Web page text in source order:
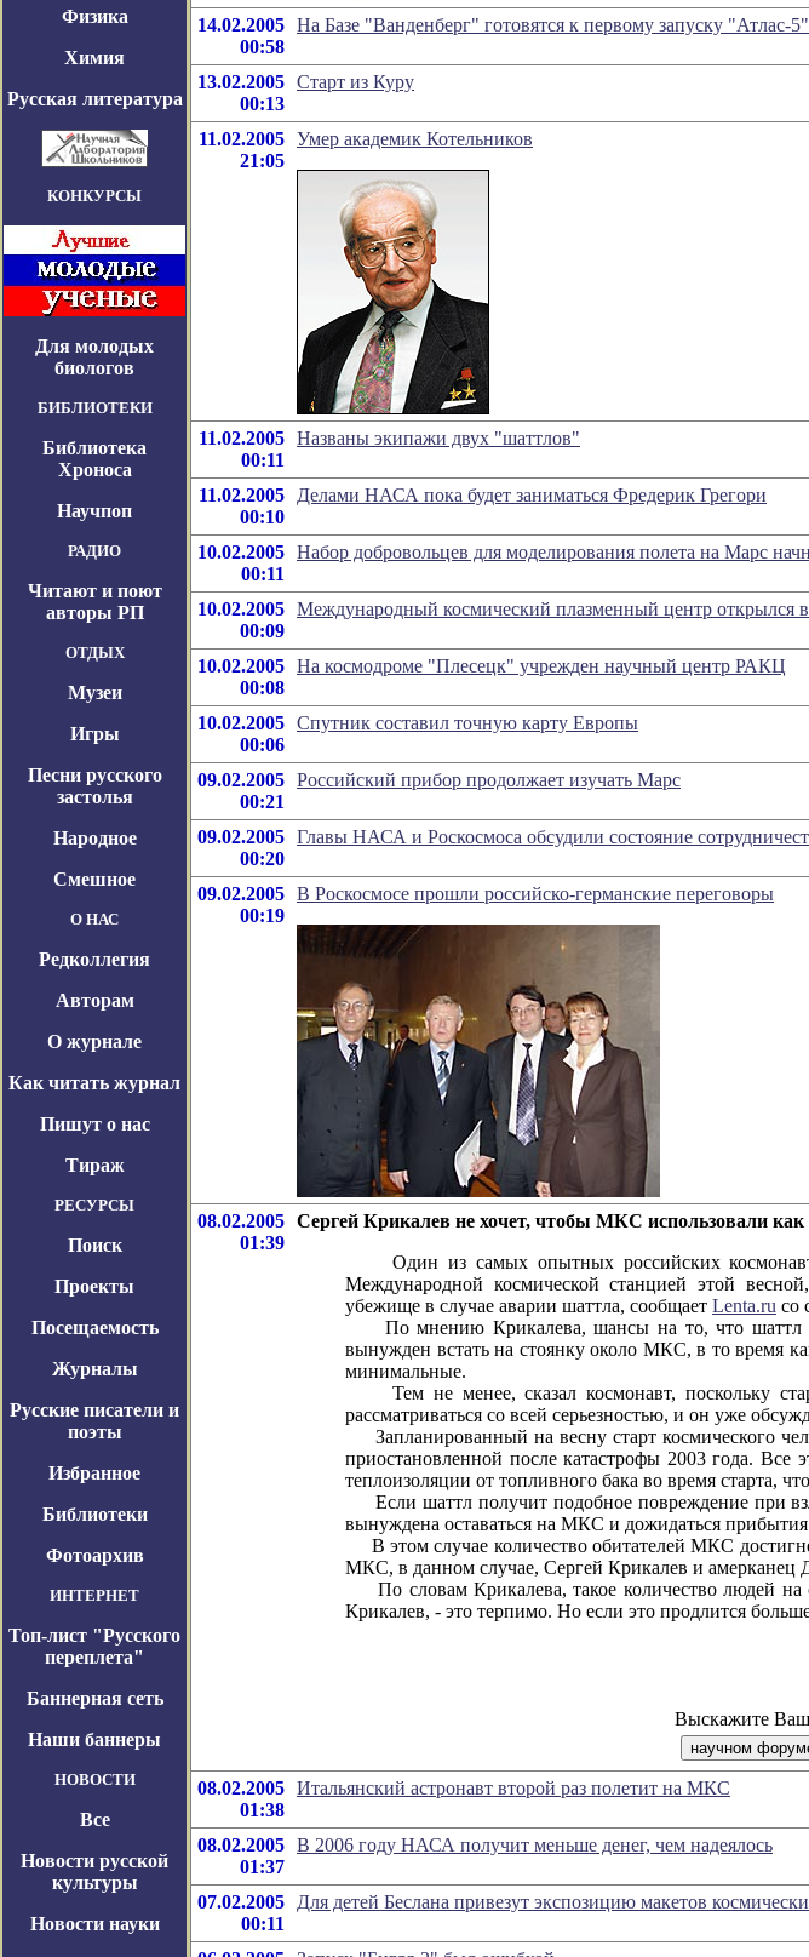
Физика
Химия
Русская литература
КОНКУРСЫ
Для молодых
биологов
БИБЛИОТЕКИ
Библиотека
Хроноса
Научпоп
РАДИО
Читают и поют
авторы РП
ОТДЫХ
Музеи
Игры
Песни русского
застолья
Народное
Смешное
О НАС
Редколлегия
Авторам
О журнале
Как читать журнал
Пишут о нас
Тираж
РЕСУРСЫ
Поиск
Проекты
Посещаемость
Журналы
Русские писатели и
поэты
Избранное
Библиотеки
Фотоархив
ИНТЕРНЕТ
Топ-лист "Русского
переплета"
Баннерная сеть
Наши баннеры
НОВОСТИ
Все
Новости русской
культуры
Новости науки
14.02.2005
00:58
На Базе "Ванденберг" готовятся к первому запуску "Атлас-5"
13.02.2005
00:13
Старт из Куру
11.02.2005
21:05
Умер академик Котельников
11.02.2005
00:11
Названы экипажи двух "шаттлов"
11.02.2005
00:10
Делами НАСА пока будет заниматься Фредерик Грегори
10.02.2005
00:11
Набор добровольцев для моделирования полета на Марс
10.02.2005
00:09
Международный космический плазменный центр открылся в
10.02.2005
00:08
На космодроме "Плесецк" учрежден научный центр РАКЦ
10.02.2005
00:06
Спутник составил точную карту Европы
09.02.2005
00:21
Российский прибор продолжает изучать Марс
09.02.2005
00:20
Главы НАСА и Роскосмоса обсудили состояние
09.02.2005
00:19
В Роскосмосе прошли российско-германские переговоры
08.02.2005
01:39
Сергей Крикалев не хочет, чтобы МКС использовали
Один из самых опытных российских
Международной космической станцией этой
убежище в случае аварии шаттла, сообщает Lenta.ru со
По мнению Крикалева, шансы на то, что шаттл
вынужден встать на стоянку около МКС, в то время
минимальные.
Тем не менее, сказал космонавт, поскольку
рассматриваться со всей серьезностью, и он уже
Запланированный на весну старт космического
приостановленной после катастрофы 2003 года. Все
теплоизоляции от топливного бака во время старта,
Если шаттл получит подобное повреждение при
вынуждена оставаться на МКС и дожидаться
В этом случае количество обитателей МКС
МКС, в данном случае, Сергей Крикалев и
По словам Крикалева, такое количество людей на
Крикалев, - это терпимо. Но если это продлится
Выскажите
08.02.2005
01:38
Итальянский астронавт второй раз полетит на МКС
08.02.2005
01:37
В 2006 году НАСА получит меньше денег, чем надеялось
07.02.2005
00:11
Для детей Беслана привезут экспозицию макетов